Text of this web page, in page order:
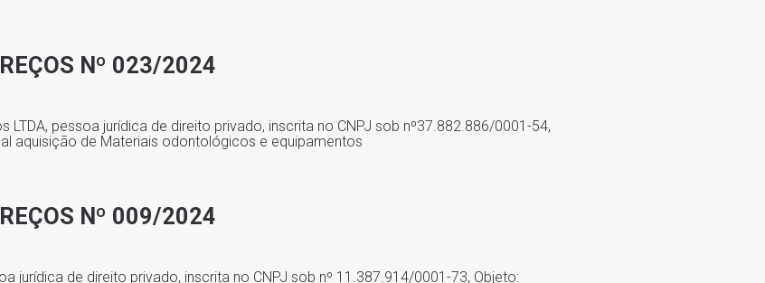
Nº 023/2024
LTDA, pessoa jurídica de direito privado, inscrita no CNPJ sob nº37.882.886/0001-54,
aquisição de Materiais odontológicos e equipamentos
Nº 009/2024
jurídica de direito privado, inscrita no CNPJ sob nº 11.387.914/0001-73, Objeto: